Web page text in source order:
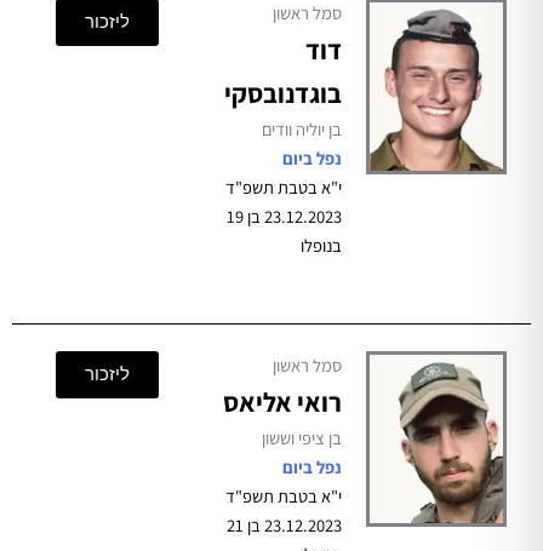
סמל ראשון
דוד
בוגדנובסקי
בן יוליה וודים
נפל ביום
י"א בטבת תשפ"ד
23.12.2023 בן 19
סמל ראשון
רואי אליאס
בן ציפי וששון
נפל ביום
י"א בטבת תשפ"ד
23.12.2023 בן 21